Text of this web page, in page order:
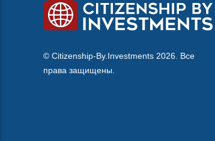
© Citizenship-By.Investments 2026. Все
права защищены.